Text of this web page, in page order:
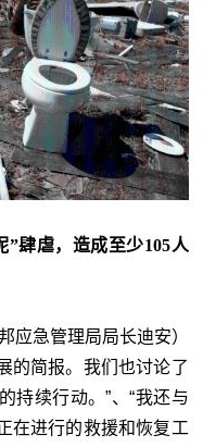
肆虐，造成至少105人
应急管理局局长迪安）
的简报。我们也讨论了
持续行动。”、“我还与
在进行的救援和恢复工